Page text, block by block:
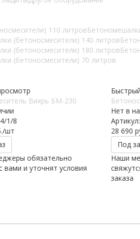
110 литров
(бетоносмесители) 140 литров
(бетоносмесители) 180 литров
(бетоносмесители) 70 литров
Вихрь БМ-230
1/8
/шт
обязательно
вами и уточнят условия
Нет в
28 690
Под
Наши
заказа